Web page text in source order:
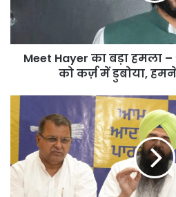
”
Akali
Dal
डुबोया,
हमने
विकास
किया”
Meet Hayer का बड़ा हमला
को कर्ज़ में डुबोया,
और
अहंकार
का
नाम
है
Ashu,